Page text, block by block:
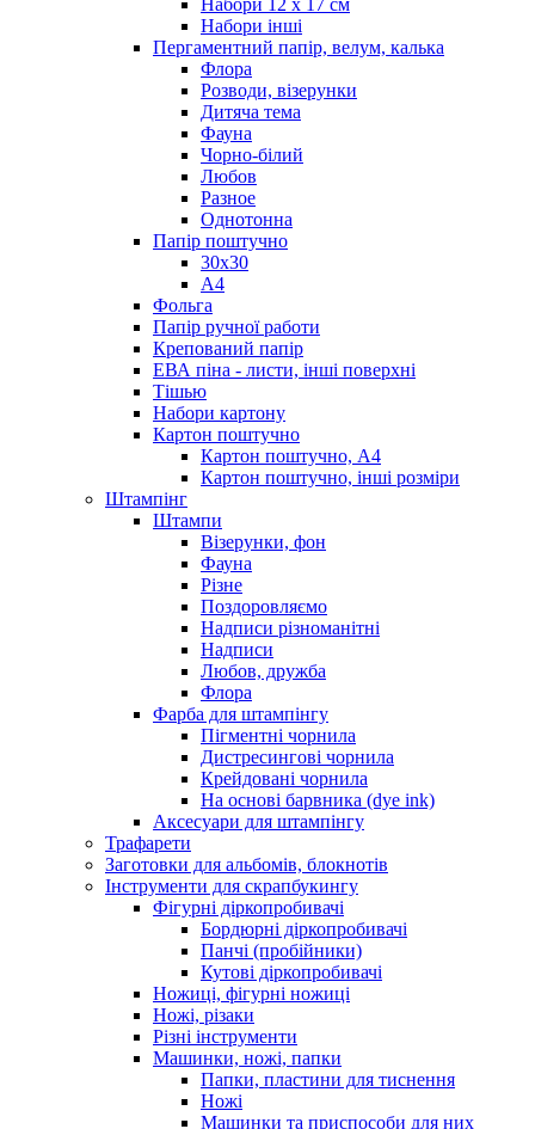
Набори інші
Пергаментний папір, велум, калька
Флора
Розводи, візерунки
Дитяча тема
Фауна
Чорно-білий
Любов
Разное
Однотонна
Папір поштучно
30х30
А4
Фольга
Папір ручної работи
Крепований папір
ЕВА піна - листи, інші поверхні
Тішью
Набори картону
Картон поштучно
Картон поштучно, А4
Картон поштучно, інші розміри
Штампінг
Штампи
Візерунки, фон
Фауна
Різне
Поздоровляємо
Надписи різноманітні
Надписи
Любов, дружба
Флора
Фарба для штампінгу
Пігментні чорнила
Дистресингові чорнила
Крейдовані чорнила
На основі барвника (dye ink)
Аксесуари для штампінгу
Трафарети
Заготовки для альбомів, блокнотів
Інструменти для скрапбукингу
Фігурні діркопробивачі
Бордюрні діркопробивачі
Панчі (пробійники)
Кутові діркопробивачі
Ножиці, фігурні ножиці
Ножі, різаки
Різні інструменти
Машинки, ножі, папки
Папки, пластини для тиснення
Ножі
Машинки та приспособи для них